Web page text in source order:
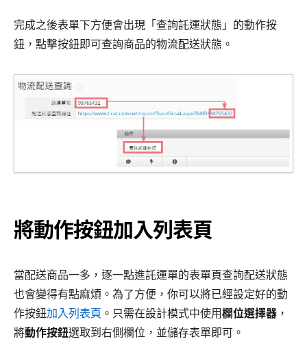
完成之後表單下方便會出現「查詢託運狀態」的動作按
鈕，點擊按鈕即可查詢商品的物流配送狀態。
將動作按鈕加入列表頁
當配送商品一多，逐一點進託運單的表單頁查詢配送狀態
也會變得有點麻煩。為了方便，你可以將已經設定好的動
作按鈕加入列表頁 。只需在設計模式中使用欄位選擇器 ，
將動作按鈕選取到右側欄位，並儲存表單即可。